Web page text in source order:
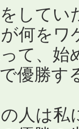
をして
何を
て、始
優勝す
人は私